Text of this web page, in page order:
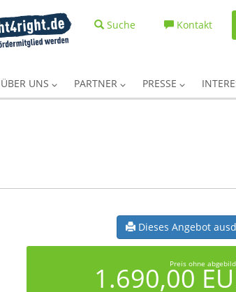
Suche Kontakt
ÜBER UNS PARTNER PRESSE
Dieses Angebot
Preis ohne
1.690,00